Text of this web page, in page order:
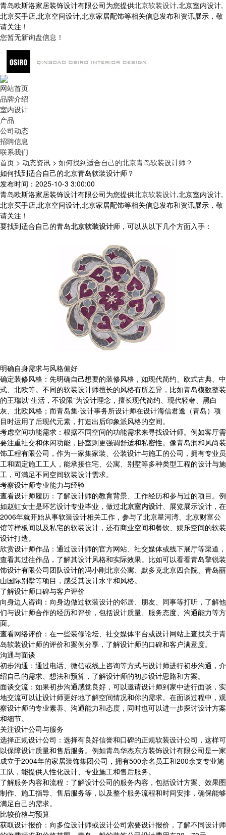
青岛欧斯洛家居装饰设计有限公司为您提供北京软装设计,北京室内设计,
北京买手店,北京空间设计,北京家居配饰等相关信息发布和资讯展示，敬
请关注！
您暂无新询盘信息！
网站首页
品牌介绍
室内设计
产品
公司动态
招聘信息
联系我们
首页 > 动态资讯 > 如何找到适合自己的北京青岛软装设计师？
如何找到适合自己的北京青岛软装设计师？
发布时间：2025-10-3 3:00:00
青岛欧斯洛家居装饰设计有限公司为您提供北京软装设计,北京室内设计,
北京买手店,北京空间设计,北京家居配饰等相关信息发布和资讯展示，敬
请关注！
要找到适合自己的青岛北京软装设计师，可以从以下几个方面入手：
明确自身需求与风格偏好
确定装修风格：先明确自己想要的装修风格，如现代简约、欧式古典、中
式、北欧等。不同的软装设计师擅长的风格有所差异，比如青岛模数整装
的王瑞以“生活，不设限”为设计理念，擅长现代简约、现代轻奢、黑白
灰、北欧风格；而青岛集·设计事务所设计师在设计海信君逸（青岛）项
目时运用了后现代元素，打造出后印象派风格的空间。
考虑空间功能需求：根据不同空间的功能需求来寻找设计师。例如客厅需
要注重社交和休闲功能，卧室则更强调舒适和私密性。像青岛润和风尚装
饰工程有限公司，作为一家集家装、公装设计与施工的公司，拥有专业员
工和固定施工工人，能承接住宅、公寓、别墅等多种类型工程的设计与施
工，可满足不同空间软装设计需求。
考察设计师专业能力与经验
查看设计师履历：了解设计师的教育背景、工作经历和参与过的项目。例
如赵虹女士是环艺设计专业毕业，做过北京室内设计、展览展示设计，在
2006年就开始从事软装设计相关工作，参与了北京星河湾、北京财富公
馆等样板间以及私宅的软装设计，还有商业空间和餐饮、娱乐空间的软装
设计打造。
欣赏设计师作品：通过设计师的官方网站、社交媒体或线下展厅等渠道，
查看其过往作品，了解其设计风格和实际效果。比如可以看看青岛擎锐装
饰设计有限公司团队设计的冯小刚北京公寓、默多克北京四合院、青岛丽
山国际别墅等项目，感受其设计水平和风格。
了解设计师口碑与客户评价
向身边人咨询：向身边做过软装设计的邻居、朋友、同事等打听，了解他
们与设计师合作的经历和评价，包括设计质量、服务态度、沟通能力等方
面。
查看网络评价：在一些装修论坛、社交媒体平台或设计网站上查找关于青
岛软装设计师的评价和案例分享，了解设计师的口碑和客户满意度。
沟通与面谈
初步沟通：通过电话、微信或线上咨询等方式与设计师进行初步沟通，介
绍自己的需求、想法和预算，了解设计师的初步设计思路和方案。
面谈交流：如果初步沟通感觉良好，可以邀请设计师到家中进行面谈，实
地交流可以让设计师更好地了解空间情况和你的需求。在面谈过程中，观
察设计师的专业素养、沟通能力和态度，同时也可以进一步探讨设计方案
和细节。
关注设计公司与服务
选择正规设计公司：选择有良好信誉和口碑的正规软装设计公司，这样可
以保障设计质量和售后服务。例如青岛华杰东方装饰设计有限公司是一家
成立于2004年的家居装饰集团公司，拥有500余名员工和200余支专业施
工队，能提供人性化设计、专业施工和售后服务。
了解服务内容和流程：了解设计公司的服务内容，包括设计方案、效果图
制作、施工指导、售后服务等，以及整个服务流程和时间安排，确保能够
满足自己的需求。
比较价格与预算
获取设计报价：向多位设计师或设计公司索要设计报价，了解不同设计师